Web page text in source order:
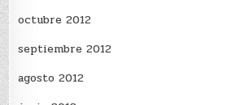
octubre 2012
septiembre 2012
agosto 2012